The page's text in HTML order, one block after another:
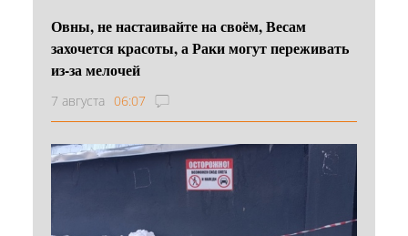
Овны, не настаивайте на своём, Весам
захочется красоты, а Раки могут переживать
из-за мелочей
7 августа 06:07